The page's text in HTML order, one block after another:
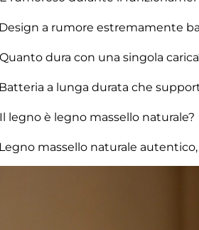
a rumore estremamente
dura con una singola
a lunga durata che
legno è legno massello naturale?
massello naturale